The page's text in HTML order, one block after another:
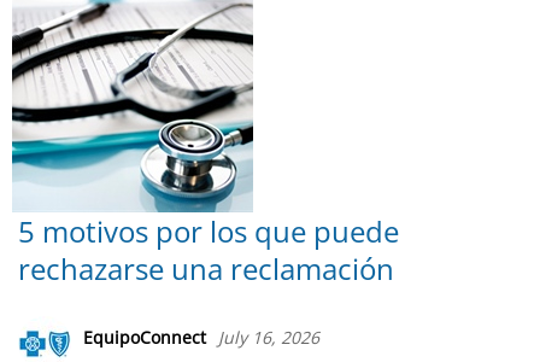
5 motivos por los que puede
rechazarse una reclamación
EquipoConnect July 16, 2026